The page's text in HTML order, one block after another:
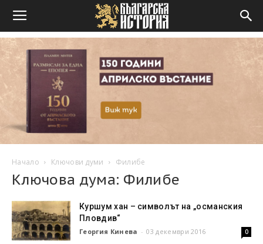
Начало Ключови думи Филибе
Ключова дума: Филибе
Куршум хан – символът на „османския
Пловдив“
Георгия Кинева - 03 декември 2016 0